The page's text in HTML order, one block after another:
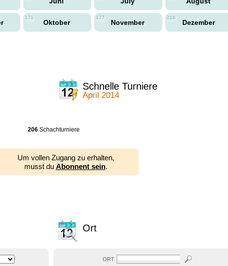
171
Oktober
177
November
216
Dezember
Schnelle Turniere
April 2014
206Schachturniere
Um vollen Zugang zu erhalten,
musst du Abonnent sein.
Ort
ORT